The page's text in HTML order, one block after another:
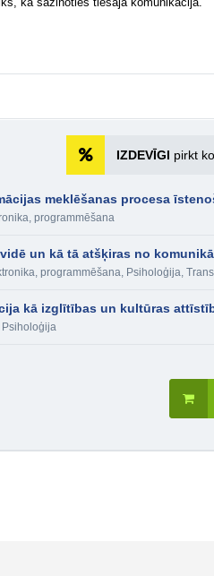
IZDEVĪGI pirkt
meklēšanas procesa
programmēšana
un kā tā atšķiras no
programmēšana, Psiholoģija,
kā izglītības un kultūras
Psiholoģija